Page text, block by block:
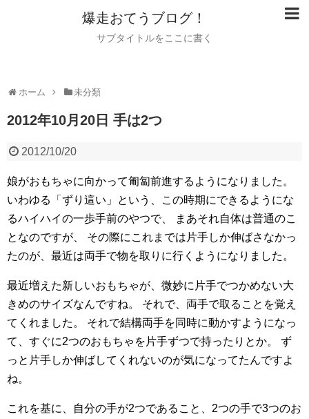
爆走おてうブログ！
サブタイトルをここに書く
ホーム 未分類
2012年10月20日 手は2つ
2012/10/20
娘がおもちゃに向かって匍匐前進するようになりました。
いわゆる「ずり這い」という、この時期にできるようにな
るハイハイの一歩手前のやつで、
まあそれ自体は普通のこ
となのですが、
その際にこれまでは片手しか伸ばさなかっ
たのが、最近は両手で物を取りに行くようになりました。
最近増えた新しいおもちゃが、微妙に片手でつかめない大
きめのサイズなんですね。
それで、両手で取ることを覚え
てくれました。
それで結構両手を同時に動かすようになっ
て、すぐに2つのおもちゃを片手ずつで持ったりとか。
ず
っと片手しか伸ばしてくれないのが気になってたんですよ
ね。
これを基に、自分の手が2つであること、2つの手で3つのお